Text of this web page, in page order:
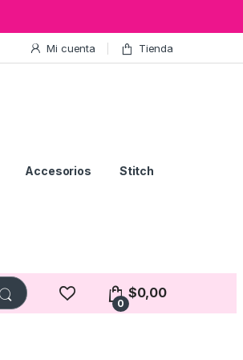
Mi cuenta Tienda
Accesorios Stitch
0
$0,00